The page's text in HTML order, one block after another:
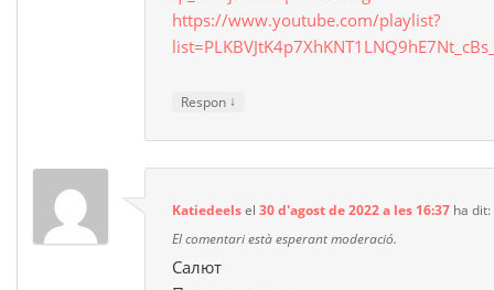
https://www.youtube.com/playlist?
Respon ↓
Katiedeelsel30 d'agost de 2022 a les 16:37 ha dit:
El comentari està esperant moderació.
Салют